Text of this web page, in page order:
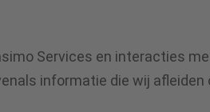
Services en interacties
informatie die wij afleiden